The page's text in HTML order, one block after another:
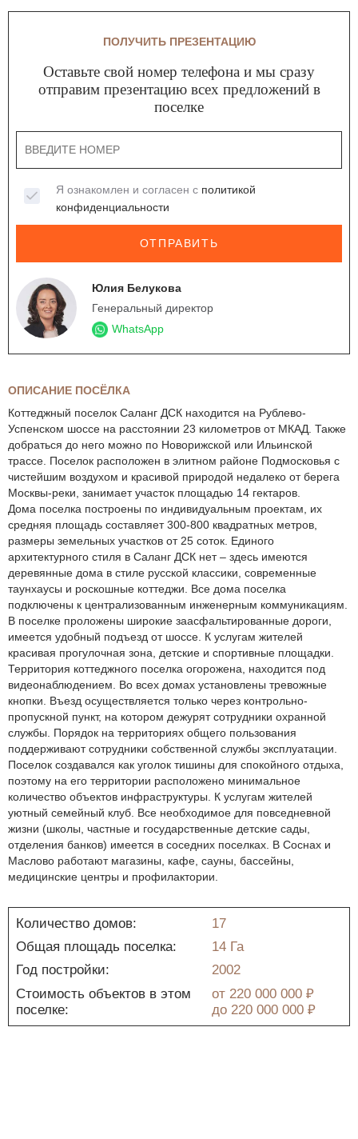
ПОЛУЧИТЬ ПРЕЗЕНТАЦИЮ
Оставьте свой номер телефона и мы сразу
отправим презентацию всех предложений в
поселке
Я ознакомлен и согласен с политикой
конфиденциальности
ОТПРАВИТЬ
Юлия Белукова
Генеральный директор
WhatsApp
ОПИСАНИЕ ПОСЁЛКА
Коттеджный поселок Саланг ДСК находится на Рублево-
Успенском шоссе на расстоянии 23 километров от МКАД. Также
добраться до него можно по Новорижской или Ильинской
трассе. Поселок расположен в элитном районе Подмосковья с
чистейшим воздухом и красивой природой недалеко от берега
Москвы-реки, занимает участок площадью 14 гектаров.
Дома поселка построены по индивидуальным проектам, их
средняя площадь составляет 300-800 квадратных метров,
размеры земельных участков от 25 соток. Единого
архитектурного стиля в Саланг ДСК нет – здесь имеются
деревянные дома в стиле русской классики, современные
таунхаусы и роскошные коттеджи. Все дома поселка
подключены к централизованным инженерным коммуникациям.
В поселке проложены широкие заасфальтированные дороги,
имеется удобный подъезд от шоссе. К услугам жителей
красивая прогулочная зона, детские и спортивные площадки.
Территория коттеджного поселка огорожена, находится под
видеонаблюдением. Во всех домах установлены тревожные
кнопки. Въезд осуществляется только через контрольно-
пропускной пункт, на котором дежурят сотрудники охранной
службы. Порядок на территориях общего пользования
поддерживают сотрудники собственной службы эксплуатации.
Поселок создавался как уголок тишины для спокойного отдыха,
поэтому на его территории расположено минимальное
количество объектов инфраструктуры. К услугам жителей
уютный семейный клуб. Все необходимое для повседневной
жизни (школы, частные и государственные детские сады,
отделения банков) имеется в соседних поселках. В Соснах и
Маслово работают магазины, кафе, сауны, бассейны,
медицинские центры и профилактории.
Количество домов:
17
Общая площадь поселка:
14 Га
Год постройки:
2002
Стоимость объектов в этом
поселке:
от 220 000 000 ₽
до 220 000 000 ₽